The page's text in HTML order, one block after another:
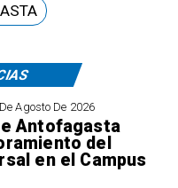
Agosto De 2026
Antofagasta
del
en el Campus